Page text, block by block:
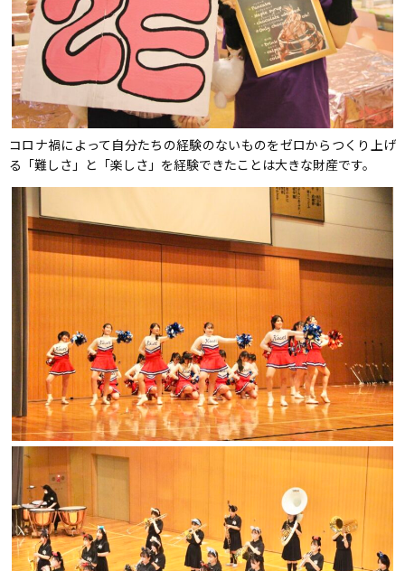
コロナ禍によって自分たちの経験のないものをゼロからつくり上げ
る「難しさ」と「楽しさ」を経験できたことは大きな財産です。